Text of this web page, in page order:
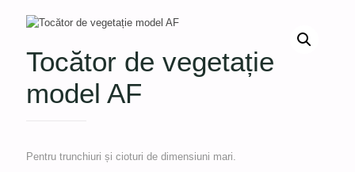
Tocător de vegetație
model AF
Pentru trunchiuri și cioturi de dimensiuni mari.